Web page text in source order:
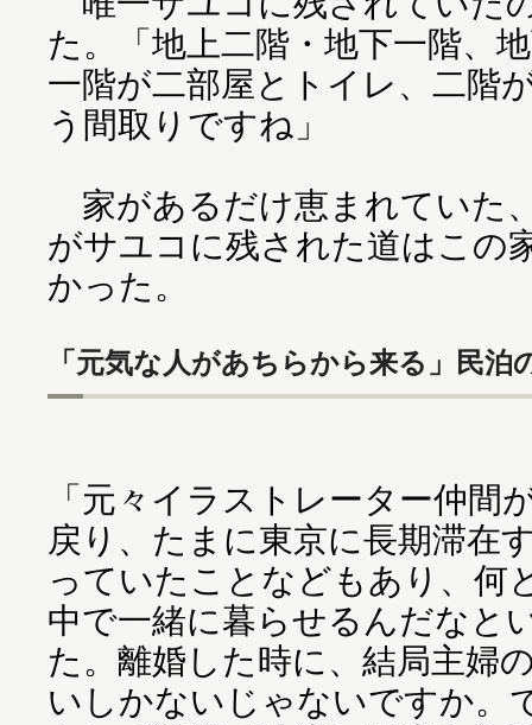
た。「地上二階・地下一階、
一階が二部屋とトイレ、二階
う間取りですね」
家があるだけ恵まれていた
がサユコに残された道はこの
かった。
「元気な人があちらから来る」民泊
「元々イラストレーター仲間
戻り、たまに東京に長期滞在
っていたことなどもあり、何
中で一緒に暮らせるんだなと
た。離婚した時に、結局主婦
いしかないじゃないですか。